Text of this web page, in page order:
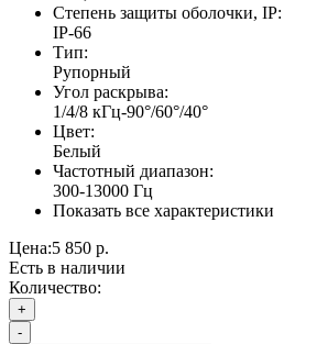
Степень защиты оболочки, IP:
IP-66
Тип:
Рупорный
Угол раскрыва:
1/4/8 кГц-90°/60°/40°
Цвет:
Белый
Частотный диапазон:
300-13000 Гц
Показать все характеристики
Цена:5 850 р.
Есть в наличии
Количество:
+
-